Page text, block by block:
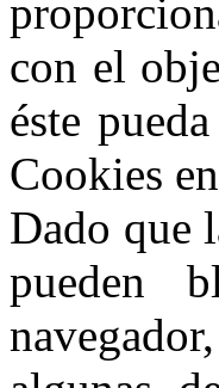
con el
éste
Cookies
Dado que
pueden